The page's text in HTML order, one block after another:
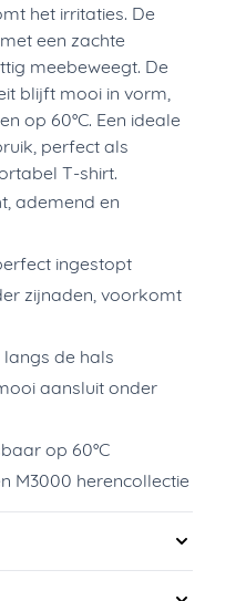
het irritaties. De
een zachte
meebeweegt. De
blijft mooi in vorm,
op 60°C. Een ideale
perfect als
T-shirt.
ademend en
ingestopt
zijnaden, voorkomt
de hals
aansluit onder
op 60°C
M3000 herencollectie